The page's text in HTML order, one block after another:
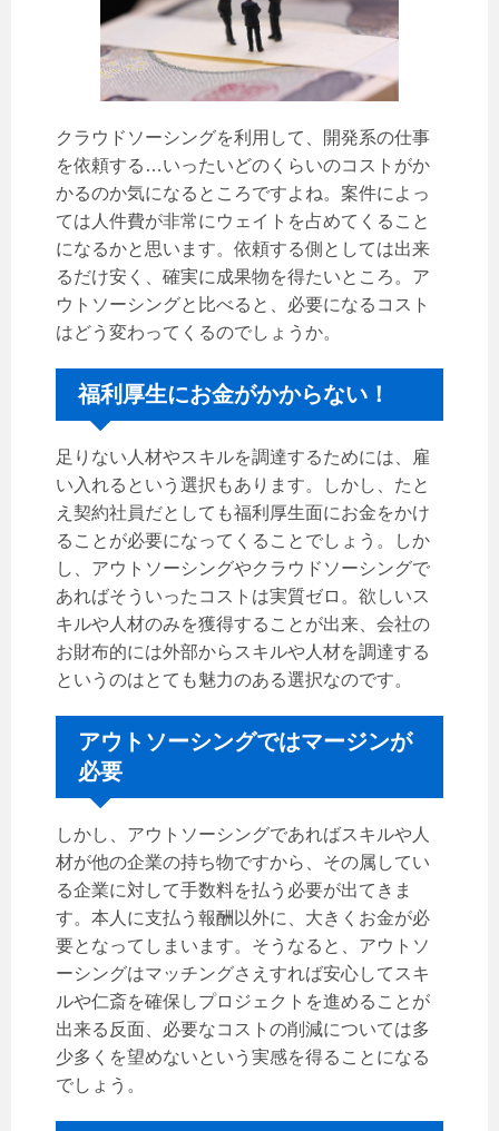
クラウドソーシングを利用して、開発系の仕事
を依頼する…いったいどのくらいのコストがか
かるのか気になるところですよね。案件によっ
ては人件費が非常にウェイトを占めてくること
になるかと思います。依頼する側としては出来
るだけ安く、確実に成果物を得たいところ。ア
ウトソーシングと比べると、必要になるコスト
はどう変わってくるのでしょうか。
福利厚生にお金がかからない！
足りない人材やスキルを調達するためには、雇
い入れるという選択もあります。しかし、たと
え契約社員だとしても福利厚生面にお金をかけ
ることが必要になってくることでしょう。しか
し、アウトソーシングやクラウドソーシングで
あればそういったコストは実質ゼロ。欲しいス
キルや人材のみを獲得することが出来、会社の
お財布的には外部からスキルや人材を調達する
というのはとても魅力のある選択なのです。
アウトソーシングではマージンが
必要
しかし、アウトソーシングであればスキルや人
材が他の企業の持ち物ですから、その属してい
る企業に対して手数料を払う必要が出てきま
す。本人に支払う報酬以外に、大きくお金が必
要となってしまいます。そうなると、アウトソ
ーシングはマッチングさえすれば安心してスキ
ルや仁斎を確保しプロジェクトを進めることが
出来る反面、必要なコストの削減については多
少多くを望めないという実感を得ることになる
でしょう。